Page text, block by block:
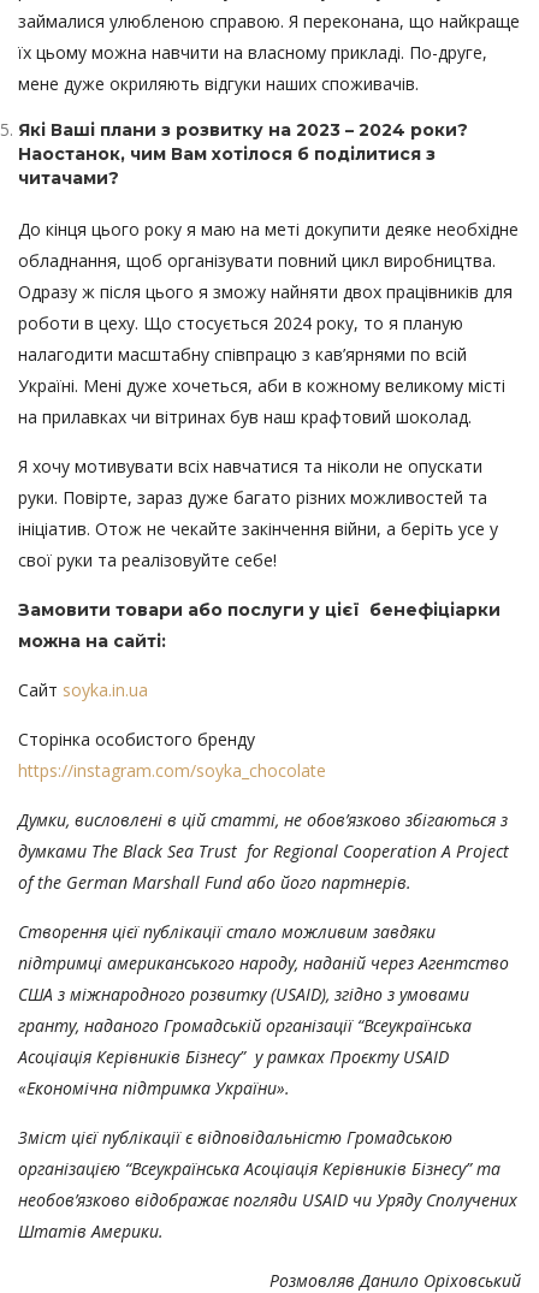
займалися улюбленою справою. Я переконана, що найкраще
їх цьому можна навчити на власному прикладі. По-друге,
мене дуже окриляють відгуки наших споживачів.
Які Ваші плани з розвитку на 2023 – 2024 роки?
Наостанок, чим Вам хотілося б поділитися з
читачами?
До кінця цього року я маю на меті докупити деяке необхідне
обладнання, щоб організувати повний цикл виробництва.
Одразу ж після цього я зможу найняти двох працівників для
роботи в цеху. Що стосується 2024 року, то я планую
налагодити масштабну співпрацю з кав’ярнями по всій
Україні. Мені дуже хочеться, аби в кожному великому місті
на прилавках чи вітринах був наш крафтовий шоколад.
Я хочу мотивувати всіх навчатися та ніколи не опускати
руки. Повірте, зараз дуже багато різних можливостей та
ініціатив. Отож не чекайте закінчення війни, а беріть усе у
свої руки та реалізовуйте себе!
Замовити товари або послуги у цієї бенефіціарки
можна на сайті:
Сайт soyka.in.ua
Сторінка особистого бренду
https://instagram.com/soyka_chocolate
Думки, висловлені в цій статті, не обов’язково збігаються з
думками The Black Sea Trust for Regional Cooperation A Project
ofthe German Marshall Fund або його партнерів.
Створення цієї публікації стало можливим завдяки
підтримці американського народу, наданій через Агентство
США з міжнародного розвитку (USAID), згідно з умовами
гранту, наданого Громадській організації “Всеукраїнська
Асоціація Керівників Бізнесу” у рамках Проєкту USAID
«Економічна підтримка України».
Зміст цієї публікації є відповідальністю Громадською
організацією “Всеукраїнська Асоціація Керівників Бізнесу” та
необов’язково відображає погляди USAID чи Уряду Сполучених
Штатів Америки.
Розмовляв Данило Оріховський